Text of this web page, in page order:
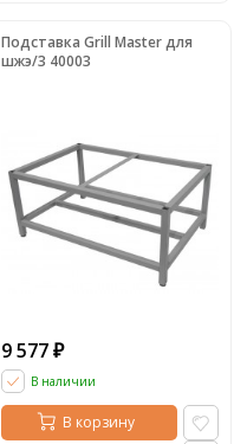
Подставка Grill Master для
шжэ/3 40003
9 577 ₽
В наличии
В корзину